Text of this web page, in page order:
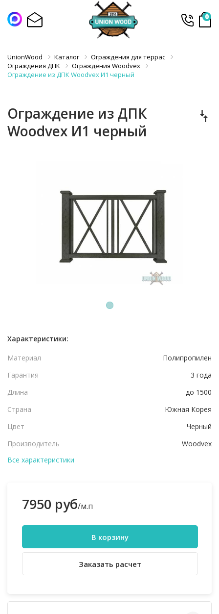
0
UnionWood Каталог
Ограждения для террас
Ограждения ДПК
Ограждения Woodvex
Ограждение из ДПК Woodvex И1 черный
Ограждение из ДПК
Woodvex И1 черный
1
Характеристики:
Материал
Полипропилен
Гарантия
3 года
Длина
до 1500
Страна
Южная Корея
Цвет
Черный
Производитель
Woodvex
Все характеристики
7950 руб/м.п
В корзину
Заказать расчет